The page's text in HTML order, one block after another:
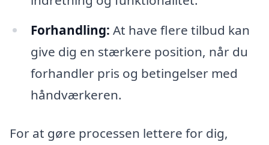
Forhandling: At have flere tilbud kan
give dig en stærkere position, når du
forhandler pris og betingelser med
håndværkeren.
For at gøre processen lettere for dig,